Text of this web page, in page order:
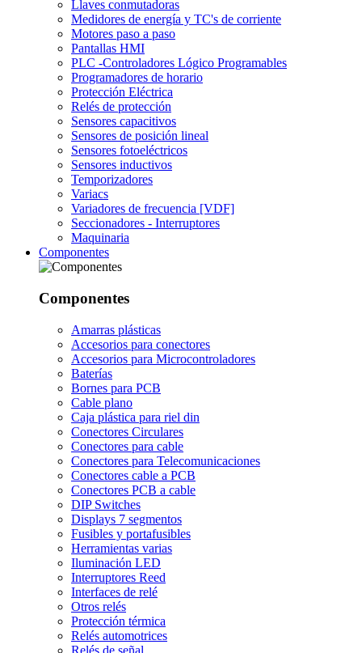
Llaves conmutadoras
Medidores de energía y TC's de corriente
Motores paso a paso
Pantallas HMI
PLC -Controladores Lógico Programables
Programadores de horario
Protección Eléctrica
Relés de protección
Sensores capacitivos
Sensores de posición lineal
Sensores fotoeléctricos
Sensores inductivos
Temporizadores
Variacs
Variadores de frecuencia [VDF]
Seccionadores - Interruptores
Maquinaria
Componentes
Componentes
Amarras plásticas
Accesorios para conectores
Accesorios para Microcontroladores
Baterías
Bornes para PCB
Cable plano
Caja plástica para riel din
Conectores Circulares
Conectores para cable
Conectores para Telecomunicaciones
Conectores cable a PCB
Conectores PCB a cable
DIP Switches
Displays 7 segmentos
Fusibles y portafusibles
Herramientas varias
Iluminación LED
Interruptores Reed
Interfaces de relé
Otros relés
Protección térmica
Relés automotrices
Relés de señal